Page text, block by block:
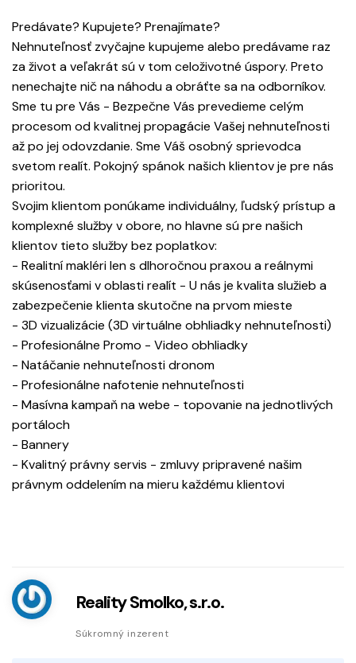
Predávate? Kupujete? Prenajímate?
Nehnuteľnosť zvyčajne kupujeme alebo predávame raz
za život a veľakrát sú v tom celoživotné úspory. Preto
nenechajte nič na náhodu a obráťte sa na odborníkov.
Sme tu pre Vás - Bezpečne Vás prevedieme celým
procesom od kvalitnej propagácie Vašej nehnuteľnosti
až po jej odovzdanie. Sme Váš osobný sprievodca
svetom realít. Pokojný spánok našich klientov je pre nás
prioritou.
Svojim klientom ponúkame individuálny, ľudský prístup a
komplexné služby v obore, no hlavne sú pre našich
klientov tieto služby bez poplatkov:
- Realitní makléri len s dlhoročnou praxou a reálnymi
skúsenosťami v oblasti realít - U nás je kvalita služieb a
zabezpečenie klienta skutočne na prvom mieste
- 3D vizualizácie (3D virtuálne obhliadky nehnuteľnosti)
- Profesionálne Promo - Video obhliadky
- Natáčanie nehnuteľnosti dronom
- Profesionálne nafotenie nehnuteľnosti
- Masívna kampaň na webe - topovanie na jednotlivých
portáloch
- Bannery
- Kvalitný právny servis - zmluvy pripravené našim
právnym oddelením na mieru každému klientovi
Reality Smolko, s.r.o.
Súkromný inzerent